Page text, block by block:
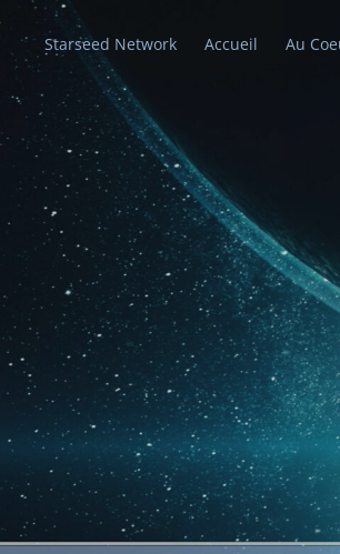
Starseed Network Accueil Au
Que la paix prévale